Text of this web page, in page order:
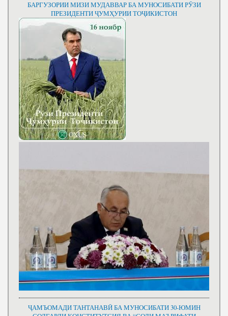
БАРГУЗОРИИ МИЗИ МУДАВВАР БА МУНОСИБАТИ РӮЗИ
ПРЕЗИДЕНТИ ҶУМҲУРИИ ТОҶИКИСТОН
ҶАМЪОМАДИ ТАНТАНАВӢ БА МУНОСИБАТИ 30-ЮМИН